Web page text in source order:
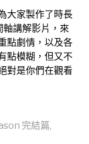
大家製作了時長
講解影片，來
點劇情，以及各
點模糊，但又不
對是你們在觀看
完結篇,